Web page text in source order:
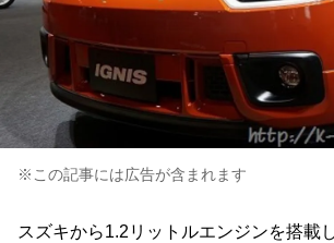
※この記事には広告が含まれます
スズキから1.2リットルエンジンを搭載